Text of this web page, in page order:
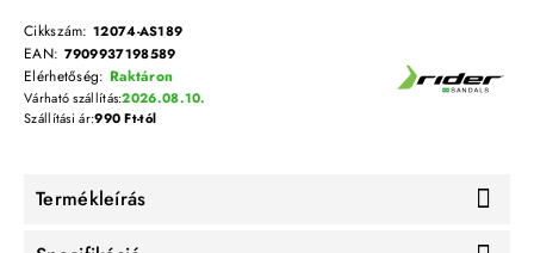
Cikkszám: 12074-AS189
EAN: 7909937198589
Elérhetőség: Raktáron
Várható szállítás:2026.08.10.
Szállítási ár:990 Ft-tól
Termékleírás